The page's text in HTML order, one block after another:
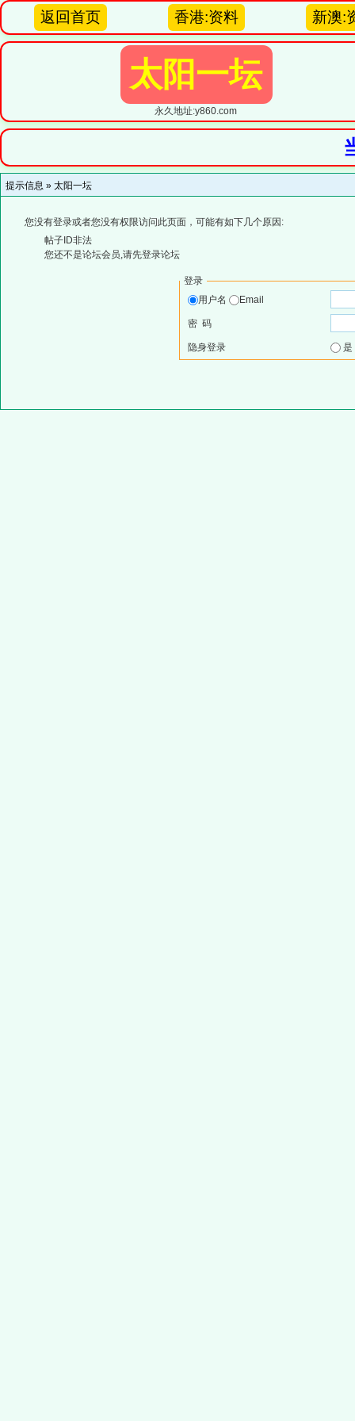
返回首页 香港:资料 新澳:
太阳一坛
永久地址:y860.com
提示信息 » 太阳一坛
您没有登录或者您没有权限访问此页面，可能有如下几个原因:
帖子ID非法
您还不是论坛会员,请先登录论坛
登录
用户名
Email
密 码
隐身登录